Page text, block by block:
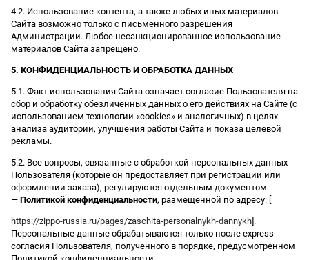
4.2. Использование контента, а также любых иных материалов
Сайта возможно только с письменного разрешения
Администрации. Любое несанкционированное использование
материалов Сайта запрещено.
5. КОНФИДЕНЦИАЛЬНОСТЬ И ОБРАБОТКА ДАННЫХ
5.1. Факт использования Сайта означает согласие Пользователя на
сбор и обработку обезличенных данных о его действиях на Сайте (с
использованием технологии «cookies» и аналогичных) в целях
анализа аудитории, улучшения работы Сайта и показа целевой
рекламы.
5.2. Все вопросы, связанные с обработкой персональных данных
Пользователя (которые он предоставляет при регистрации или
оформлении заказа), регулируются отдельным документом
— Политикой конфиденциальности, размещенной по адресу: [
https://zippo-russia.ru/pages/zaschita-personalnykh-dannykh ].
Персональные данные обрабатываются только после express-
согласия Пользователя, полученного в порядке, предусмотренном